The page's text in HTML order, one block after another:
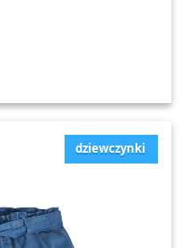
dziewczynki